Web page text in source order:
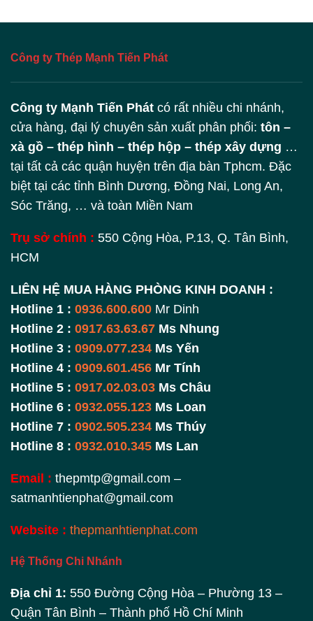
Công ty Thép Mạnh Tiến Phát
Công ty Mạnh Tiến Phát có rất nhiều chi nhánh,
cửa hàng, đại lý chuyên sản xuất phân phối: tôn –
xà gồ – thép hình – thép hộp – thép xây dựng …
tại tất cả các quận huyện trên địa bàn Tphcm. Đặc
biệt tại các tỉnh Bình Dương, Đồng Nai, Long An,
Sóc Trăng, … và toàn Miền Nam
Trụ sở chính : 550 Cộng Hòa, P.13, Q. Tân Bình,
HCM
LIÊN HỆ MUA HÀNG PHÒNG KINH DOANH :
Hotline 1 : 0936.600.600 Mr Dinh
Hotline 2 : 0917.63.63.67 Ms Nhung
Hotline 3 : 0909.077.234 Ms Yến
Hotline 4 : 0909.601.456 Mr Tính
Hotline 5 : 0917.02.03.03 Ms Châu
Hotline 6 : 0932.055.123 Ms Loan
Hotline 7 : 0902.505.234 Ms Thúy
Hotline 8 : 0932.010.345 Ms Lan
Email : thepmtp@gmail.com –
satmanhtienphat@gmail.com
Website : thepmanhtienphat.com
Hệ Thống Chi Nhánh
Địa chỉ 1: 550 Đường Cộng Hòa – Phường 13 –
Quận Tân Bình – Thành phố Hồ Chí Minh